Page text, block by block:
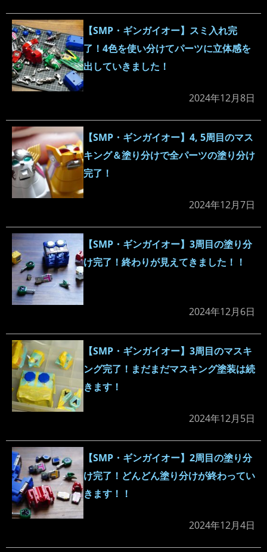
【SMP・ギンガイオー】スミ入れ完
了！4色を使い分けてパーツに立体感を
出していきました！
2024年12月8日
【SMP・ギンガイオー】4, 5周目のマス
キング＆塗り分けで全パーツの塗り分け
完了！
2024年12月7日
【SMP・ギンガイオー】3周目の塗り分
け完了！終わりが見えてきました！！
2024年12月6日
【SMP・ギンガイオー】3周目のマスキ
ング完了！まだまだマスキング塗装は続
きます！
2024年12月5日
【SMP・ギンガイオー】2周目の塗り分
け完了！どんどん塗り分けが終わってい
きます！！
2024年12月4日